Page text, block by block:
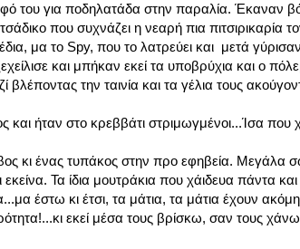
του για ποδηλατάδα στην παραλία. Έκαναν
που συχνάζει η νεαρή πια
μα το Spy, που το λατρεύει και μετά
και μπήκαν εκεί τα υποβρύχια και ο
βλέποντας την ταινία και τα γέλια τους
ήταν στο κρεββάτι στριμωγμένοι...Ίσα που
κι ένας τυπάκος στην προ εφηβεία. Μεγάλα
Τα ίδια μουτράκια που χάιδευα πάντα
έστω κι έτσι, τα μάτια, τα μάτια έχουν
εκεί μέσα τους βρίσκω, σαν τους